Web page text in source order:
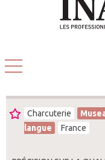
Charcuterie
langue
France